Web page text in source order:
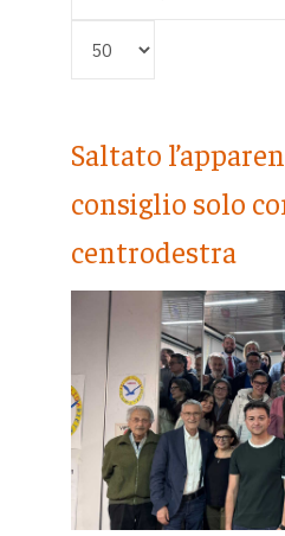
Saltato
consiglio solo
centrodestra